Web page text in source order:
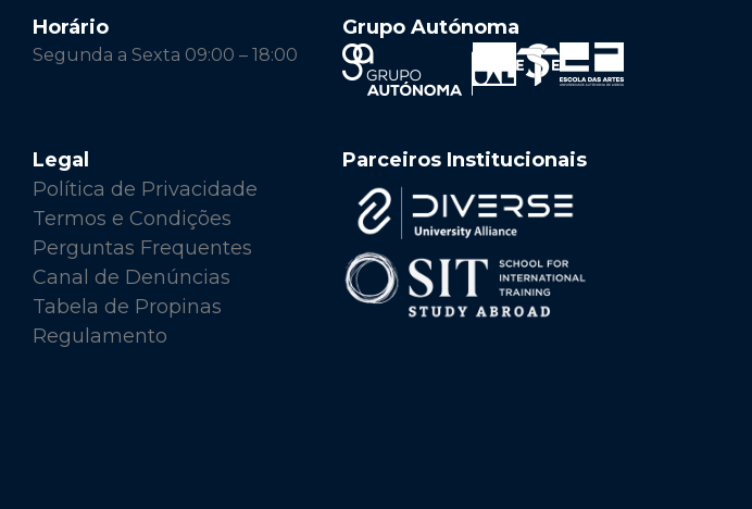
Horário
Segunda a Sexta 09:00 – 18:00
Grupo Autónoma
Legal
Política de Privacidade
Termos e Condições
Perguntas Frequentes
Canal de Denúncias
Tabela de Propinas
Regulamento
Parceiros Institucionais